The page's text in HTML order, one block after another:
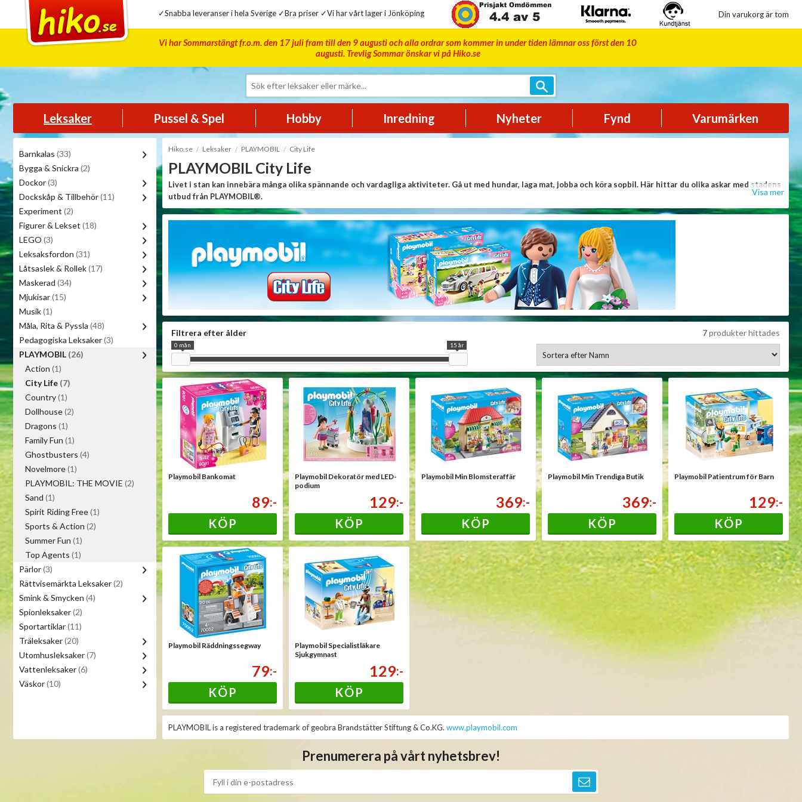
✓Snabba leveranser i hela Sverige ✓Bra priser ✓Vi har vårt lager i Jönköping Din varukorg är tom
Vi har Sommarstängt fr.o.m. den 17 juli fram till den 9 augusti och alla ordrar som kommer in under tiden lämnar oss först den 10
augusti. Trevlig Sommar önskar vi på Hiko.se
Leksaker Pussel & Spel Hobby Inredning Nyheter Fynd Varumärken
Barnkalas (33)
Bygga & Snickra (2)
Dockor(3)
Dockskåp & Tillbehör(11)
Experiment (2)
Figurer & Lekset (18)
LEGO (3)
Leksaksfordon (31)
Låtsaslek & Rollek(17)
Maskerad (34)
Mjukisar(15)
Musik(1)
Måla, Rita & Pyssla (48)
Pedagogiska Leksaker(3)
PLAYMOBIL (26)
Action (1)
City Life (7)
Country(1)
Dollhouse(2)
Dragons (1)
Family Fun (1)
Ghostbusters (4)
Novelmore(1)
PLAYMOBIL: THE MOVIE (2)
Sand (1)
Spirit Riding Free(1)
Sports & Action (2)
Summer Fun (1)
Top Agents (1)
Pärlor(3)
Rättvisemärkta Leksaker(2)
Smink & Smycken (4)
Spionleksaker(2)
Sportartiklar(11)
Träleksaker(20)
Utomhusleksaker(7)
Vattenleksaker(6)
Väskor(10)
Hiko.se Leksaker PLAYMOBIL City Life
PLAYMOBIL City Life
Livet i stan kan innebära många olika spännande och vardagliga aktiviteter. Gå ut med hundar, laga mat, jobba och köra sopbil. Här hittar du olika askar med stadens
utbud från PLAYMOBIL®.
Visa mer
Filtrera efter ålder
0 mån 15 år
7produkter hittades
Playmobil Bankomat
89:-
KÖP
Playmobil Dekoratör med LED-
podium
129:-
KÖP
Playmobil Min Blomsteraffär
369:-
KÖP
Playmobil Min Trendiga Butik
369:-
KÖP
Playmobil Patientrum för Barn
129:-
KÖP
Playmobil Räddningssegway
79:-
KÖP
Playmobil Specialistläkare
Sjukgymnast
129:-
KÖP
PLAYMOBIL is a registered trademark of geobra Brandstätter Stiftung & Co.KG. www.playmobil.com
Prenumerera på vårt nyhetsbrev!